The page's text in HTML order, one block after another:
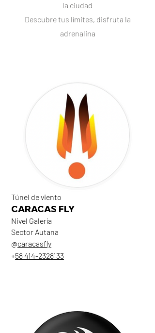
la ciudad
Descubre tus límites, disfruta la
adrenalina
Túnel de viento
CARACAS FLY
Nivel Galería
Sector Autana
@caracasfly
+58 414-2328133